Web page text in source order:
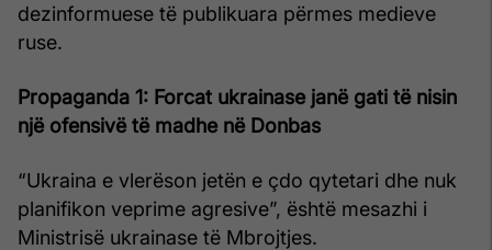
dezinformuese të publikuara përmes medieve
ruse.
Propaganda 1: Forcat ukrainase janë gati të nisin
një ofensivë të madhe në Donbas
“Ukraina e vlerëson jetën e çdo qytetari dhe nuk
planifikon veprime agresive”, është mesazhi i
Ministrisë ukrainase të Mbrojtjes.